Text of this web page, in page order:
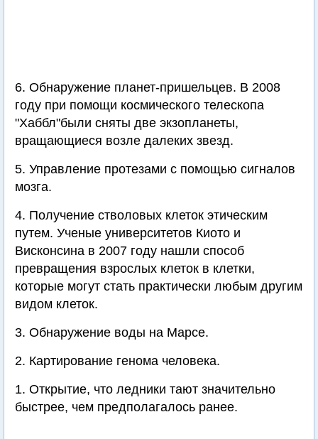
6. Обнаружение планет-пришельцев. В 2008
году при помощи космического телескопа
"Хаббл"были сняты две экзопланеты,
вращающиеся возле далеких звезд.
5. Управление протезами с помощью сигналов
мозга.
4. Получение стволовых клеток этическим
путем. Ученые университетов Киото и
Висконсина в 2007 году нашли способ
превращения взрослых клеток в клетки,
которые могут стать практически любым другим
видом клеток.
3. Обнаружение воды на Марсе.
2. Картирование генома человека.
1. Открытие, что ледники тают значительно
быстрее, чем предполагалось ранее.